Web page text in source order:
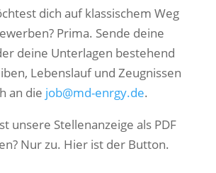
dich auf klassischem Weg
Prima. Sende deine
deine Unterlagen bestehend
Lebenslauf und Zeugnissen
an die job@md-enrgy.de.
unsere Stellenanzeige als PDF
Nur zu. Hier ist der Button.